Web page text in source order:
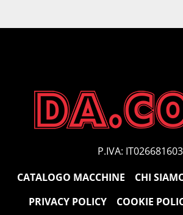
P.IVA:
CATALOGO MACCHINE
CHI
PRIVACY POLICY
COOKIE